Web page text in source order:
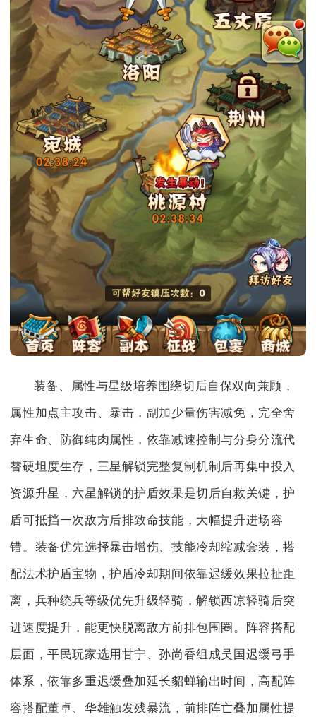
装备、属性与星级培养围绕切后自保双向兼顾，
属性加点主攻击、暴击，副加少量伤害减免，完全舍
弃生命、防御纯肉属性，依靠减速控制与分身分流代
替硬坦度生存，三星解锁完整复制机制后再集中投入
资源升星，六星解锁的护盾效果是切后自救关键，护
盾可抵挡一次敌方后排致命技能，大幅提升进场容
错。装备优先选择暴击增伤、技能冷却缩减套装，搭
配法术护盾宝物，护盾冷却期间依靠迟缓效果拉扯距
离，兵种统兵等级优先升级轻骑，解锁西凉轻骑后突
进速度提升，能更快脱离敌方前排包围圈。阵容搭配
层面，平民玩家选用甘宁、孙尚香组成吴国迟缓弓手
体系，依靠多重迟缓叠加延长貂蝉输出时间，高配阵
容搭配董卓、华雄触发残暴流，前排阵亡叠加属性提